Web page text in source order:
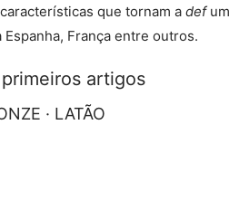
que tornam a def
Espanha, França entre outros.
primeiros artigos
· LATÃO